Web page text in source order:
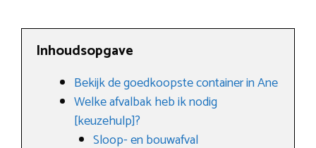
Inhoudsopgave
Bekijk de goedkoopste container in Ane
Welke afvalbak heb ik nodig
[keuzehulp]?
Sloop- en bouwafval